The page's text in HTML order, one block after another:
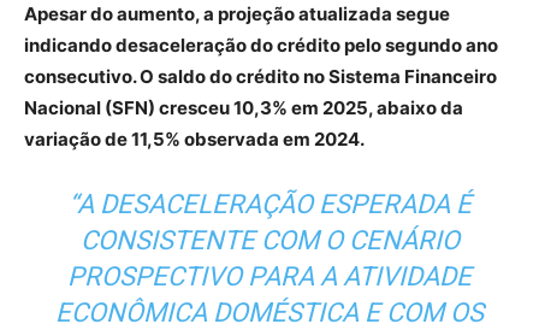
Apesar do aumento, a projeção atualizada segue
indicando desaceleração do crédito pelo segundo ano
consecutivo. O saldo do crédito no Sistema Financeiro
Nacional (SFN) cresceu 10,3% em 2025, abaixo da
variação de 11,5% observada em 2024.
“A DESACELERAÇÃO ESPERADA É
CONSISTENTE COM O CENÁRIO
PROSPECTIVO PARA A ATIVIDADE
ECONÔMICA DOMÉSTICA E COM OS